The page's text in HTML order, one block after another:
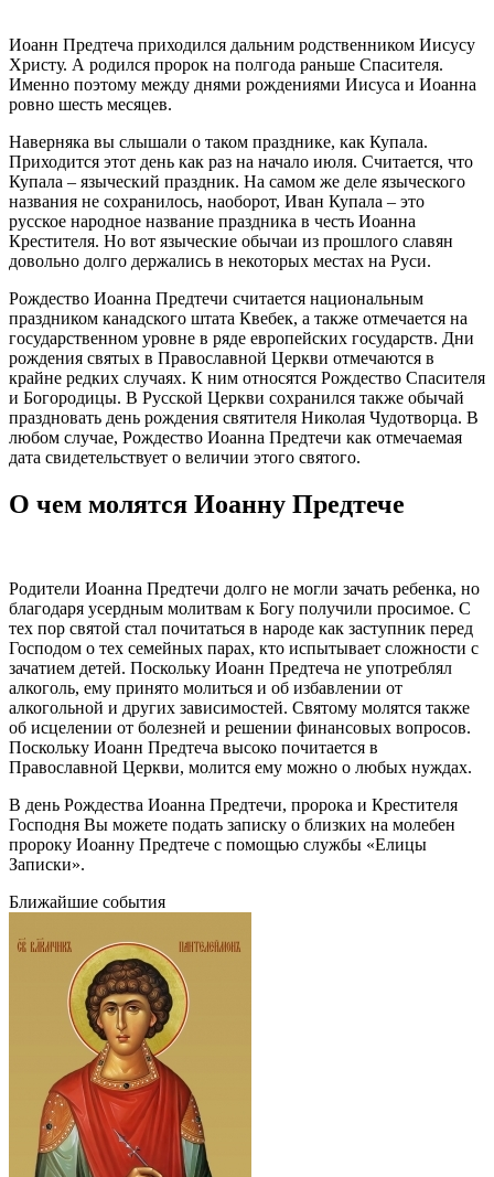
Иоанн Предтеча приходился дальним родственником Иисусу
Христу. А родился пророк на полгода раньше Спасителя.
Именно поэтому между днями рождениями Иисуса и Иоанна
ровно шесть месяцев.
Наверняка вы слышали о таком празднике, как Купала.
Приходится этот день как раз на начало июля. Считается, что
Купала – языческий праздник. На самом же деле языческого
названия не сохранилось, наоборот, Иван Купала – это
русское народное название праздника в честь Иоанна
Крестителя. Но вот языческие обычаи из прошлого славян
довольно долго держались в некоторых местах на Руси.
Рождество Иоанна Предтечи считается национальным
праздником канадского штата Квебек, а также отмечается на
государственном уровне в ряде европейских государств. Дни
рождения святых в Православной Церкви отмечаются в
крайне редких случаях. К ним относятся Рождество Спасителя
и Богородицы. В Русской Церкви сохранился также обычай
праздновать день рождения святителя Николая Чудотворца. В
любом случае, Рождество Иоанна Предтечи как отмечаемая
дата свидетельствует о величии этого святого.
О чем молятся Иоанну Предтече
Родители Иоанна Предтечи долго не могли зачать ребенка, но
благодаря усердным молитвам к Богу получили просимое. С
тех пор святой стал почитаться в народе как заступник перед
Господом о тех семейных парах, кто испытывает сложности с
зачатием детей. Поскольку Иоанн Предтеча не употреблял
алкоголь, ему принято молиться и об избавлении от
алкогольной и других зависимостей. Святому молятся также
об исцелении от болезней и решении финансовых вопросов.
Поскольку Иоанн Предтеча высоко почитается в
Православной Церкви, молится ему можно о любых нуждах.
В день Рождества Иоанна Предтечи, пророка и Крестителя
Господня Вы можете подать записку о близких на молебен
пророку Иоанну Предтече с помощью службы «Елицы
Записки».
Ближайшие события